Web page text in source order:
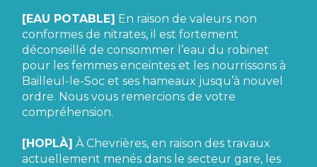
[EAU POTABLE] En raison de valeurs non
conformes de nitrates, il est fortement
déconseillé de consommer l’eau du robinet
pour les femmes enceintes et les nourrissons à
Bailleul-le-Soc et ses hameaux jusqu’à nouvel
ordre. Nous vous remercions de votre
compréhension.
[HOPLÀ] À Chevrières, en raison des travaux
actuellement menés dans le secteur gare, les